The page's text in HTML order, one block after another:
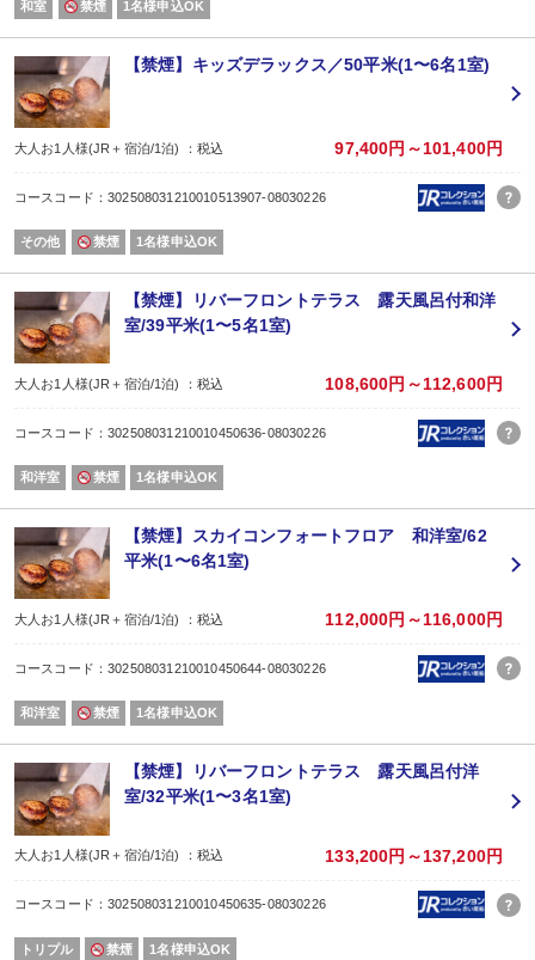
※3歳〜小学生未満のお子様は【幼児：食事あり・布団あり】でご予約ください
※0〜2歳のお子様は【幼児：食事・布団なし】でご予約ください。
尚、施設使用料・レストラン利用料として2,200円（税込）をいただいており
和室 禁煙 1名様申込OK
【禁煙】キッズデラックス／50平米(1〜6名1室)
大人お1人様(JR＋宿泊/1泊) ：税込 97,400円～101,400円
コースコード：302508031210010513907-08030226
その他 禁煙 1名様申込OK
【禁煙】リバーフロントテラス 露天風呂付和洋
室/39平米(1〜5名1室)
大人お1人様(JR＋宿泊/1泊) ：税込 108,600円～112,600円
コースコード：302508031210010450636-08030226
和洋室 禁煙 1名様申込OK
【禁煙】スカイコンフォートフロア 和洋室/62
平米(1〜6名1室)
大人お1人様(JR＋宿泊/1泊) ：税込 112,000円～116,000円
コースコード：302508031210010450644-08030226
和洋室 禁煙 1名様申込OK
【禁煙】リバーフロントテラス 露天風呂付洋
室/32平米(1〜3名1室)
大人お1人様(JR＋宿泊/1泊) ：税込 133,200円～137,200円
コースコード：302508031210010450635-08030226
トリプル 禁煙 1名様申込OK